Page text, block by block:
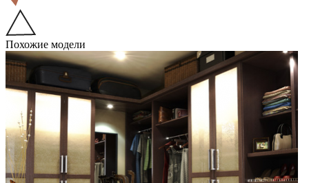
Похожие модели